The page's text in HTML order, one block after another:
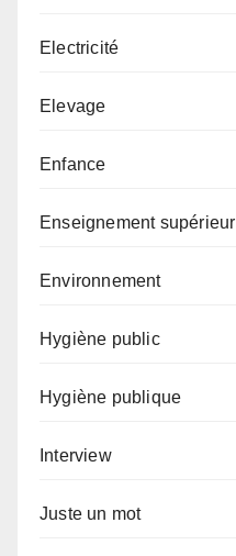
Electricité
Elevage
Enfance
Enseignement supérieur
Environnement
Hygiène public
Hygiène publique
Interview
Juste un mot